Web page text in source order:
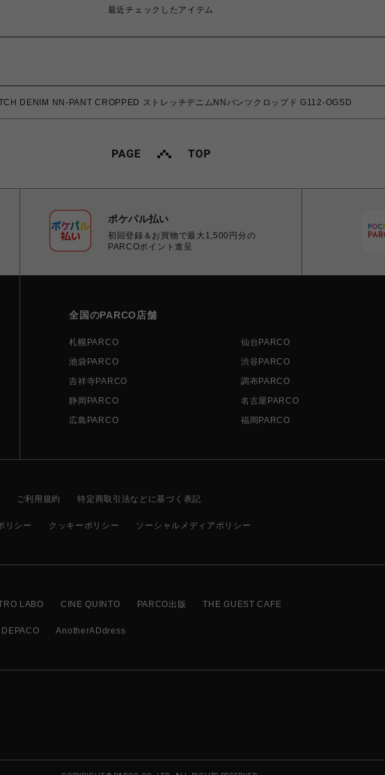
最近チェックしたアイテム
DENIM NN-PANT CROPPED ストレッチデニムNNパンツクロップド G112-OGSD
ポケパル払い
初回登録＆お買物で最大1,500円分の
PARCOポイント進呈
全国のPARCO店舗
札幌PARCO 仙台PARCO
池袋PARCO
渋谷PARCO
吉祥寺PARCO
調布PARCO
静岡PARCO
名古屋PARCO
広島PARCO
福岡PARCO
ご利用規約 特定商取引法などに基づく表記
リシー クッキーポリシー ソーシャルメディアポリシー
LABO CINE QUINTO PARCO出版 THE GUEST CAFE
DEPACO AnotherADdress